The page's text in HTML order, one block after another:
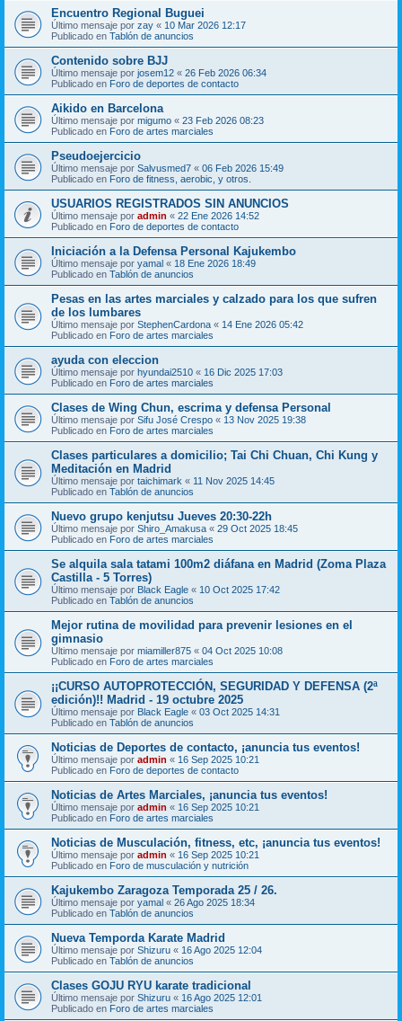
Encuentro Regional Buguei
Último mensaje por zay « 10 Mar 2026 12:17
Publicado en Tablón de anuncios
Contenido sobre BJJ
Último mensaje por josem12 « 26 Feb 2026 06:34
Publicado en Foro de deportes de contacto
Aikido en Barcelona
Último mensaje por migumo « 23 Feb 2026 08:23
Publicado en Foro de artes marciales
Pseudoejercicio
Último mensaje por Salvusmed7 « 06 Feb 2026 15:49
Publicado en Foro de fitness, aerobic, y otros.
USUARIOS REGISTRADOS SIN ANUNCIOS
Último mensaje por admin « 22 Ene 2026 14:52
Publicado en Foro de deportes de contacto
Iniciación a la Defensa Personal Kajukembo
Último mensaje por yamal « 18 Ene 2026 18:49
Publicado en Tablón de anuncios
Pesas en las artes marciales y calzado para los que sufren
de los lumbares
Último mensaje por StephenCardona « 14 Ene 2026 05:42
Publicado en Foro de artes marciales
ayuda con eleccion
Último mensaje por hyundai2510 « 16 Dic 2025 17:03
Publicado en Foro de artes marciales
Clases de Wing Chun, escrima y defensa Personal
Último mensaje por Sifu José Crespo « 13 Nov 2025 19:38
Publicado en Foro de artes marciales
Clases particulares a domicilio; Tai Chi Chuan, Chi Kung y
Meditación en Madrid
Último mensaje por taichimark « 11 Nov 2025 14:45
Publicado en Tablón de anuncios
Nuevo grupo kenjutsu Jueves 20:30-22h
Último mensaje por Shiro_Amakusa « 29 Oct 2025 18:45
Publicado en Foro de artes marciales
Se alquila sala tatami 100m2 diáfana en Madrid (Zoma Plaza
Castilla - 5 Torres)
Último mensaje por Black Eagle « 10 Oct 2025 17:42
Publicado en Tablón de anuncios
Mejor rutina de movilidad para prevenir lesiones en el
gimnasio
Último mensaje por miamiller875 « 04 Oct 2025 10:08
Publicado en Foro de artes marciales
¡¡CURSO AUTOPROTECCIÓN, SEGURIDAD Y DEFENSA (2ª
edición)!! Madrid - 19 octubre 2025
Último mensaje por Black Eagle « 03 Oct 2025 14:31
Publicado en Tablón de anuncios
Noticias de Deportes de contacto, ¡anuncia tus eventos!
Último mensaje por admin « 16 Sep 2025 10:21
Publicado en Foro de deportes de contacto
Noticias de Artes Marciales, ¡anuncia tus eventos!
Último mensaje por admin « 16 Sep 2025 10:21
Publicado en Foro de artes marciales
Noticias de Musculación, fitness, etc, ¡anuncia tus eventos!
Último mensaje por admin « 16 Sep 2025 10:21
Publicado en Foro de musculación y nutrición
Kajukembo Zaragoza Temporada 25 / 26.
Último mensaje por yamal « 26 Ago 2025 18:34
Publicado en Tablón de anuncios
Nueva Temporda Karate Madrid
Último mensaje por Shizuru « 16 Ago 2025 12:04
Publicado en Tablón de anuncios
Clases GOJU RYU karate tradicional
Último mensaje por Shizuru « 16 Ago 2025 12:01
Publicado en Foro de artes marciales